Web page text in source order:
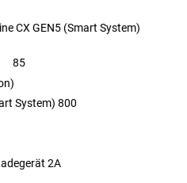
CX GEN5 (Smart System)
85
System) 800
2A